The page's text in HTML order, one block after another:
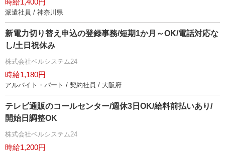
派遣社員 / 神奈川県
新電力切り替え申込の登録事務/短期1か月～OK/電話対応な
し/土日祝休み
株式会社ベルシステム24
時給1,180円
アルバイト・パート / 契約社員 / 大阪府
テレビ通販のコールセンター/週休3日OK/給料前払いあり/
開始日調整OK
株式会社ベルシステム24
時給1,200円